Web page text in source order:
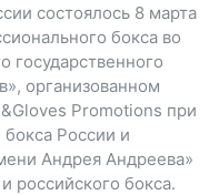
состоялось 8 марта
бокса во
государственного
организованном
Promotions при
России и
Андрея Андреева»
российского бокса.